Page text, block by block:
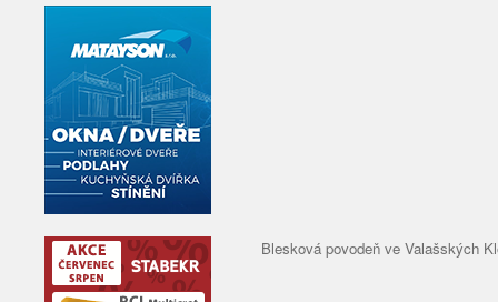
Blesková povodeň ve Valašských